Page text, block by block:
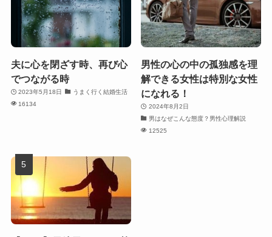
夫に心を閉ざす時、再び心
でつながる時
2023年5月18日
うまく行く結婚生活
16134
男性の心の中の孤独感を理
解できる女性は特別な女性
になれる！
2024年8月2日
男はなぜこんな態度？男性心理解説
12525